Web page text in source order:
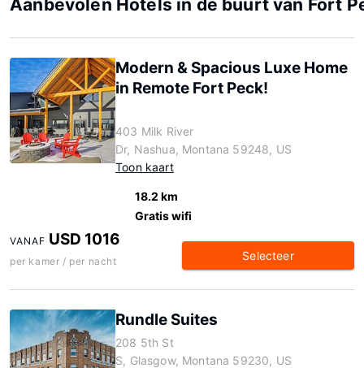
Aanbevolen Hotels in de buurt van Fort
Modern & Spacious Luxe Home
in Remote Fort Peck!
403 Milk River
Dr, Nashua, Montana 59248, US
Toon kaart
18.2 km
Gratis wifi
VANAF USD 1016
per kamer / per nacht Selecteer
Rundle Suites
208 5th St
S, Glasgow, Montana 59230, US